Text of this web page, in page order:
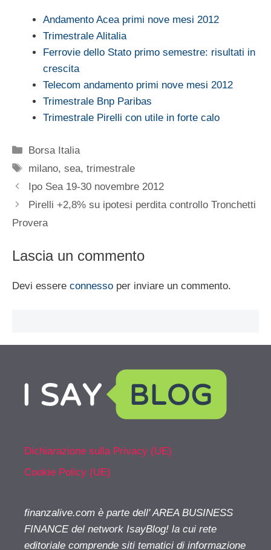
Andamento Acea primi nove mesi 2012
Trimestrale Alitalia
Ferrovie dello Stato primo semestre: risultati in
crescita
Telecom andamento primi nove mesi 2012
Trimestrale Bnp Paribas
Trimestrale Pirelli con utile in forte calo
Categorie
Borsa Italia
Tag
milano,sea,trimestrale
Ipo Sea 19-30 novembre 2012
Pirelli +2,8% su ipotesi perdita controllo Tronchetti
Provera
Lascia un commento
Devi essere connesso per inviare un commento.
Dichiarazione sulla Privacy (UE)
Cookie Policy (UE)
finanzalive.com è parte dell' AREA BUSINESS
FINANCE del network IsayBlog! la cui rete
editoriale comprende siti tematici di informazione